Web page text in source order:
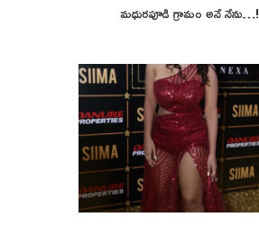
మధురపూడి గ్రామం అనే నేను…!